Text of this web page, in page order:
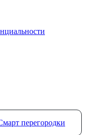
перегородки